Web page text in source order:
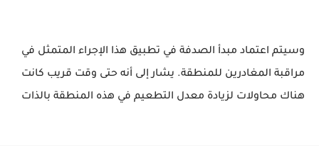
وسيتم اعتماد مبدأ الصدفة في تطبيق هذا الإجراء المتمثل في
مراقبة المغادرين للمنطقة. يشار إلى أنه حتى وقت قريب كانت
هناك محاولات لزيادة معدل التطعيم في هذه المنطقة بالذات